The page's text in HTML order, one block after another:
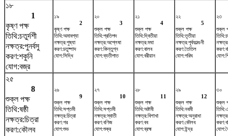
১৮
1
কৃষ্ণ পক্ষ
তিথি:চতুর্দশী
নক্ষত্র:পুনর্বসু
করণ:শকুনি
যোগ:বজ্র
১৯
2
কৃষ্ণ পক্ষ
তিথি:অমাবশ্যা
নক্ষত্র:পুষ্যা
করণ:চতুষ্পাদ
যোগ:সিদ্ধি
২০
3
শুক্ল পক্ষ
তিথি:প্রতিপদ
নক্ষত্র:অশ্লেষা
করণ:কিন্তুগ্ন
যোগ:ব্যতীপাত
২১
4
শুক্ল পক্ষ
তিথি:দ্বিতীয়া
নক্ষত্র:মঘা
করণ:বালব
যোগ:বরীয়ান
২২
5
শুক্ল পক্ষ
তিথি:তৃতীয়া
নক্ষত্র:পূর্বফাল্গুনী
করণ:তৈতিল
যোগ:পরিঘ
২৩
শুক্ল
২৫
8
শুক্ল পক্ষ
তিথি:ষষ্ঠী
নক্ষত্র:চিত্রা
করণ:কৌলব
২৬
9
শুক্ল পক্ষ
তিথি:সপ্তমী
নক্ষত্র:চিত্রা
করণ:গর
যোগ:শুভ
২৭
10
শুক্ল পক্ষ
তিথি:সপ্তমী
নক্ষত্র:স্বাতী
করণ:বণিজ
যোগ:শুক্র
২৮
11
শুক্ল পক্ষ
তিথি:অষ্টমী
নক্ষত্র:বিশাখা
করণ:বব
যোগ:ব্রহ্ম
২৯
12
শুক্ল পক্ষ
তিথি:নবমী
নক্ষত্র:অনুরাধা
করণ:কৌলব
যোগ:ইন্দ্র
৩০
শুক্ল